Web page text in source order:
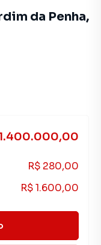
da Penha,
1.400.000,00
R$ 280,00
R$ 1.600,00